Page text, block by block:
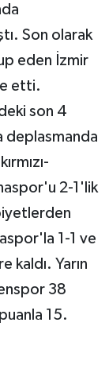
Son olarak
eden İzmir
etti.
son 4
deplasmanda
2-1'lik
1-1 ve
kaldı. Yarın
38
15.